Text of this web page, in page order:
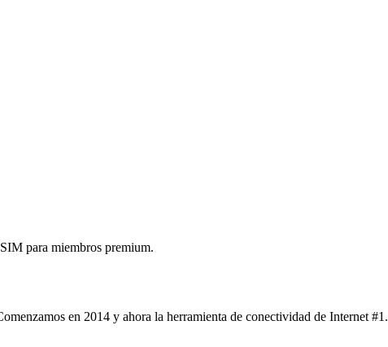
para miembros premium.
en 2014 y ahora la herramienta de conectividad de Internet #1.